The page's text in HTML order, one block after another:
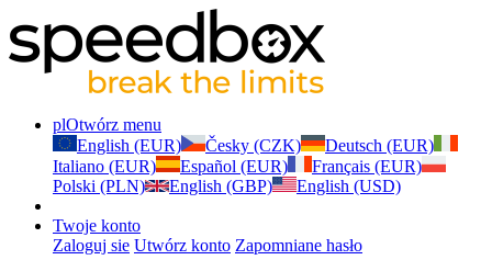
plOtwórz menu
English (EUR)
Česky (CZK)
Deutsch (EUR)
Italiano (EUR)
Español (EUR)
Français (EUR)
Polski (PLN)
English (GBP) English (USD)
Twoje konto
Zaloguj sie Utwórz konto Zapomniane hasło